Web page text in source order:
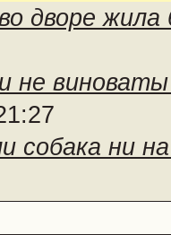
дворе
не
собака ни